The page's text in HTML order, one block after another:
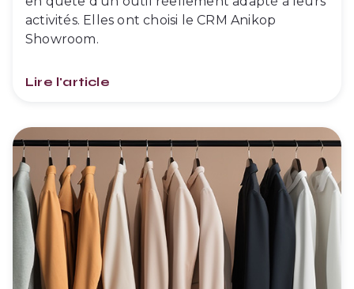
activités. Elles ont choisi le CRM Anikop
Showroom.
Lire l'article